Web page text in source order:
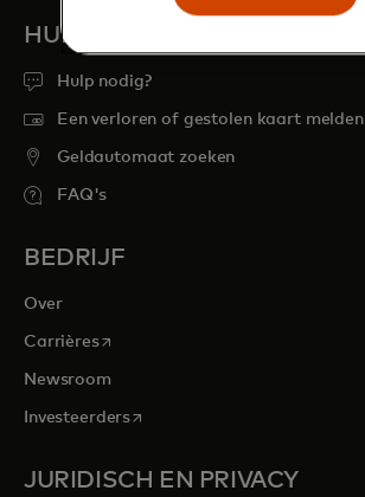
HULP NODIG?
Hulp nodig?
Een verloren of gestolen kaart melden
Geldautomaat zoeken
FAQ's
BEDRIJF
Over
Carrièresopens in a new tab
Newsroom
Investeerdersopens in a new tab
JURIDISCH EN PRIVACY